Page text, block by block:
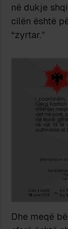
në dukje
cilën është
“zyrtar.”
Dhe meqë